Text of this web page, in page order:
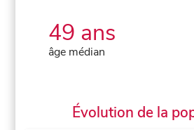
49 ans
âge médian
Évolution de la